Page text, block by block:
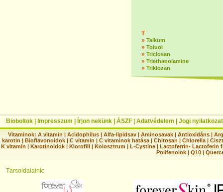
T
» Talkum
» Toluol
» Triclosan
» Triethanolamine
» Triklozan
Bioboltok Impresszum Írjon nekünk ÁSZF Adatvédelem Jogi nyilatkozat
Vitaminok: A vitamin |Acidophilus |Alfa-lipidsav |Aminosavak |Antioxidáns |
karotin | Bioflavonoidok | C vitamin | C vitaminok hatása | Chitosan | Chlorella |
K vitamin | Karotinoidok | Klorofill | Kolosztrum | L-Cystine | Lactoferrin- Lactoferin
Polifenolok |Q10 |
Társoldalaink: